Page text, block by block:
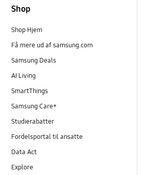
Shop
Shop Hjem
Få mere ud af samsung.com
Samsung Deals
AI Living
SmartThings
Samsung Care+
Studierabatter
Fordelsportal til ansatte
Data Act
Explore